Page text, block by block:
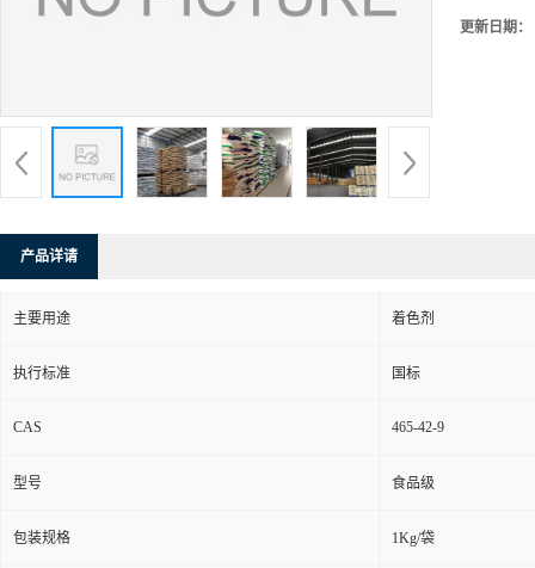
更新日期：
产品详请
主要用途 着色剂
执行标准 国标
CAS 465-42-9
型号 食品级
包装规格 1Kg/袋